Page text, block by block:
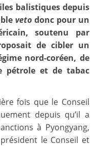
balistiques depuis
veto donc pour un
soutenu par
de cibler un
nord-coréen, de
pétrole et de tabac
fois que le Conseil
depuis qu’il a
à Pyongyang,
le Conseil et